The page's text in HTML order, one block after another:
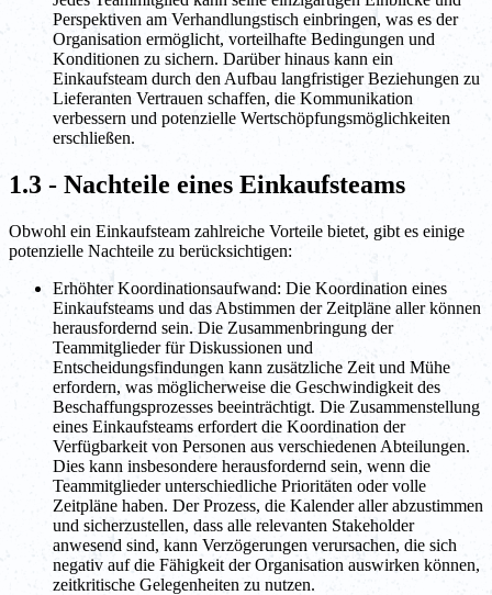
Perspektiven am Verhandlungstisch einbringen, was es der
Organisation ermöglicht, vorteilhafte Bedingungen und
Konditionen zu sichern. Darüber hinaus kann ein
Einkaufsteam durch den Aufbau langfristiger Beziehungen zu
Lieferanten Vertrauen schaffen, die Kommunikation
verbessern und potenzielle Wertschöpfungsmöglichkeiten
erschließen.
1.3 - Nachteile eines Einkaufsteams
Obwohl ein Einkaufsteam zahlreiche Vorteile bietet, gibt es einige
potenzielle Nachteile zu berücksichtigen:
Erhöhter Koordinationsaufwand: Die Koordination eines
Einkaufsteams und das Abstimmen der Zeitpläne aller können
herausfordernd sein. Die Zusammenbringung der
Teammitglieder für Diskussionen und
Entscheidungsfindungen kann zusätzliche Zeit und Mühe
erfordern, was möglicherweise die Geschwindigkeit des
Beschaffungsprozesses beeinträchtigt. Die Zusammenstellung
eines Einkaufsteams erfordert die Koordination der
Verfügbarkeit von Personen aus verschiedenen Abteilungen.
Dies kann insbesondere herausfordernd sein, wenn die
Teammitglieder unterschiedliche Prioritäten oder volle
Zeitpläne haben. Der Prozess, die Kalender aller abzustimmen
und sicherzustellen, dass alle relevanten Stakeholder
anwesend sind, kann Verzögerungen verursachen, die sich
negativ auf die Fähigkeit der Organisation auswirken können,
zeitkritische Gelegenheiten zu nutzen.